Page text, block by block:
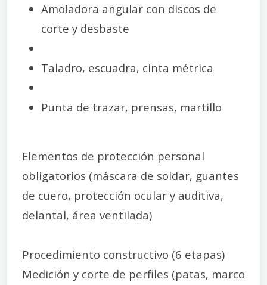
Amoladora angular con discos de
corte y desbaste
Taladro, escuadra, cinta métrica
Punta de trazar, prensas, martillo
Elementos de protección personal
obligatorios (máscara de soldar, guantes
de cuero, protección ocular y auditiva,
delantal, área ventilada)
Procedimiento constructivo (6 etapas)
Medición y corte de perfiles (patas, marco